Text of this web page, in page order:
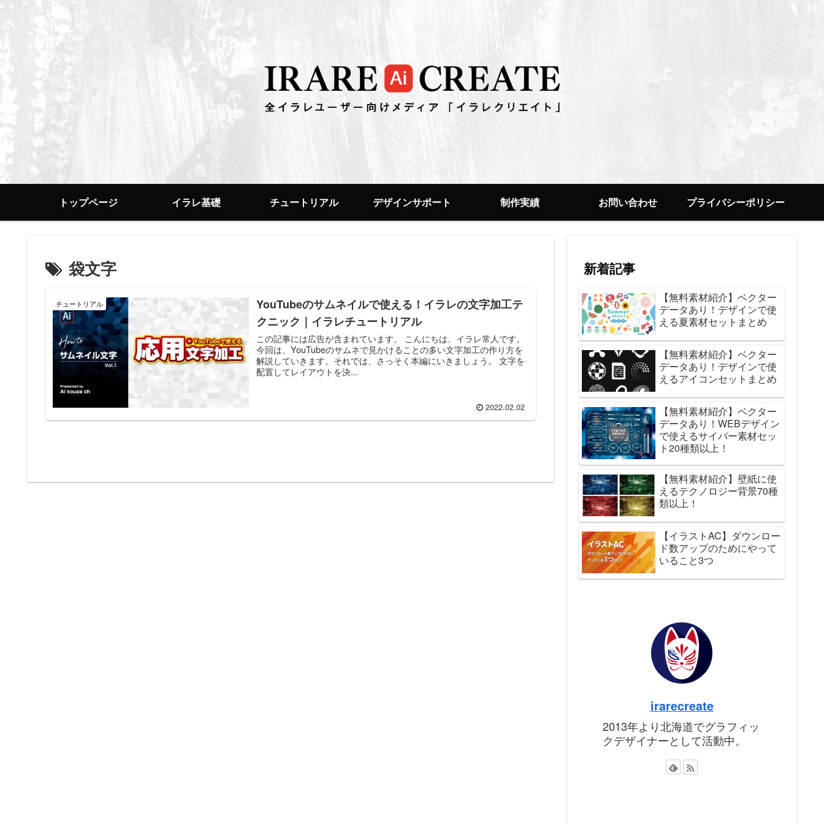
トップページ イラレ基礎 チュートリアル デザインサポート 制作実績 お問い合わせ プライバシーポリシー
袋文字
チュートリアル
YouTubeのサムネイルで使える！イラレの文字加工テ
クニック｜イラレチュートリアル
この記事には広告が含まれています。 こんにちは、イラレ常人です。
今回は、YouTubeのサムネで見かけることの多い文字加工の作り方を
解説していきます。それでは、さっそく本編にいきましょう。 文字を
配置してレイアウトを決...
2022.02.02
新着記事
【無料素材紹介】ベクター
データあり！デザインで使
える夏素材セットまとめ
【無料素材紹介】ベクター
データあり！デザインで使
えるアイコンセットまとめ
【無料素材紹介】ベクター
データあり！WEBデザイン
で使えるサイバー素材セッ
ト20種類以上！
【無料素材紹介】壁紙に使
えるテクノロジー背景70種
類以上！
【イラストAC】ダウンロー
ド数アップのためにやって
いること3つ
irarecreate
2013年より北海道でグラフィッ
クデザイナーとして活動中。